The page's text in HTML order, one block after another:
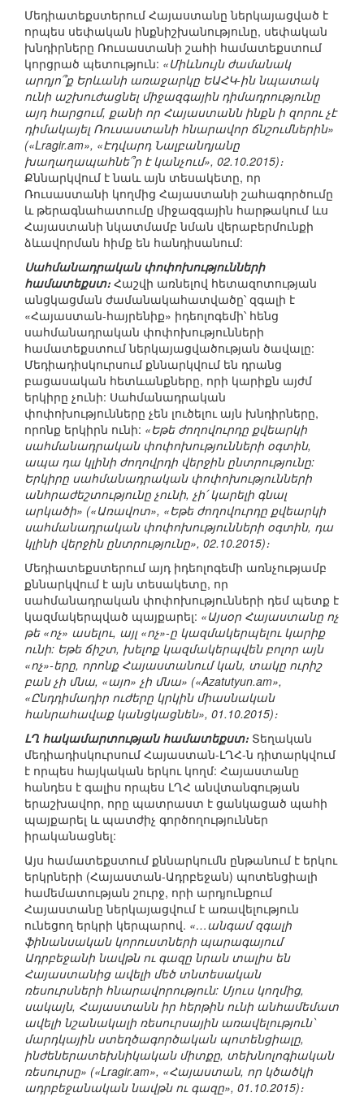
Մեդիատեքստերում Հայաստանը ներկայացված է
որպես սեփական ինքնիշխանությունը, սեփական
խնդիրները Ռուսաստանի շահի համատեքստում
կորցրած պետություն: «Միևնույն ժամանակ
արդյո՞ք Երևանի առաջարկը ԵԱՀԿ-ին նպատակ
ունի աշխուժացնել միջազգային դիմադրությունը
այդ հարցում, քանի որ Հայաստանն ինքն ի զորու չէ
դիմակայել Ռուսաստանի հնարավոր ճնշումներին»
(«Lragir.am», «Էդվարդ Նալբանդյանը
խաղաղապահնե՞ր է կանչում», 02.10.2015)։
Քննարկվում է նաև այն տեսակետը, որ
Ռուսաստանի կողմից Հայաստանի շահագործումը
և թերագնահատումը միջազգային հարթակում ևս
Հայաստանի նկատմամբ նման վերաբերմունքի
ձևավորման հիմք են հանդիսանում:
Սահմանադրական փոփոխությունների
համատեքստ։ Հաշվի առնելով հետազոտության
անցկացման ժամանակահատվածը՝ զգալի է
«Հայաստան-հայրենիք» իդեոլոգեմի՝ հենց
սահմանադրական փոփոխությունների
համատեքստում ներկայացվածության ծավալը:
Մեդիադիսկուրսում քննարկվում են դրանց
բացասական հետևանքները, որի կարիքն այժմ
երկիրը չունի: Սահմանադրական
փոփոխությունները չեն լուծելու այն խնդիրները,
որոնք երկիրն ունի: «Եթե ժողովուրդը քվեարկի
սահմանադրական փոփոխությունների օգտին,
ապա դա կլինի ժողովրդի վերջին ընտրությունը:
Երկիրը սահմանադրական փոփոխությունների
անհրաժեշտությունը չունի, չի՛ կարելի գնալ
արկածի» («Առավոտ», «Եթե ժողովուրդը քվեարկի
սահմանադրական փոփոխությունների օգտին, դա
կլինի վերջին ընտրությունը», 02.10.2015)։
Մեդիատեքստերում այդ իդեոլոգեմի առնչությամբ
քննարկվում է այն տեսակետը, որ
սահմանադրական փոփոխությունների դեմ պետք է
կազմակերպված պայքարել: «Այսօր Հայաստանը ոչ
թե «ոչ» ասելու, այլ «ոչ»-ը կազմակերպելու կարիք
ունի: Եթե ճիշտ, խելոք կազմակերպվեն բոլոր այն
«ոչ»-երը, որոնք Հայաստանում կան, տակը ուրիշ
բան չի մնա, «այո» չի մնա» («Azatutyun.am»,
«Ընդդիմադիր ուժերը կրկին միասնական
հանրահավաք կանցկացնեն», 01.10.2015)։
ԼՂ հակամարտության համատեքստ։ Տեղական
մեդիադիսկուրսում Հայաստան-ԼՂՀ-ն դիտարկվում
է որպես հայկական երկու կողմ: Հայաստանը
հանդես է գալիս որպես ԼՂՀ անվտանգության
երաշխավոր, որը պատրաստ է ցանկացած պահի
պայքարել և պատժիչ գործողություններ
իրականացնել:
Այս համատեքստում քննարկումն ընթանում է երկու
երկրների (Հայաստան-Ադրբեջան) պոտենցիալի
համեմատության շուրջ, որի արդյունքում
Հայաստանը ներկայացվում է առավելություն
ունեցող երկրի կերպարով. «…անգամ զգալի
ֆինանսական կորուստների պարագայում
Ադրբեջանի նավթն ու գազը նրան տալիս են
Հայաստանից ավելի մեծ տնտեսական
ռեսուրսների հնարավորություն: Մյուս կողմից,
սակայն, Հայաստանն իր հերթին ունի անհամեմատ
ավելի նշանակալի ռեսուրսային առավելություն՝
մարդկային ստեղծագործական պոտենցիալը,
ինժեներատեխնիկական միտքը, տեխնոլոգիական
ռեսուրսը» («Lragir.am», «Հայաստան, որ կծածկի
ադրբեջանական նավթն ու գազը», 01.10.2015)։